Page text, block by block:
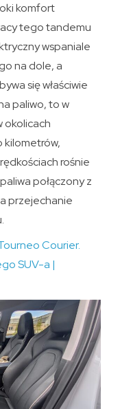
komfort
tego tandemu
wspaniale
na dole, a
się właściwie
paliwo, to w
okolicach
kilometrów,
rośnie
połączony z
przejechanie
Courier.
SUV-a |